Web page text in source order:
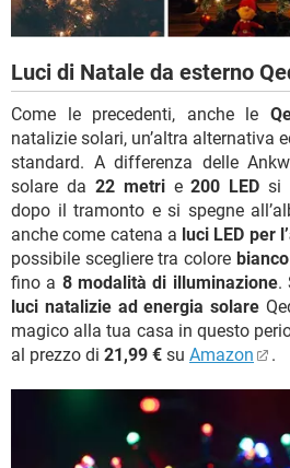
Luci di Natale da esterno
Come le precedenti, anche le
natalizie solari, un’altra alternativa
standard. A differenza delle
solare da 22 metrie200 LED si
dopo il tramonto e si spegne
anche come catena a luci LED per
possibile scegliere tra colore
fino a 8 modalità di illuminazione.
luci natalizie ad energia solare
magico alla tua casa in questo
al prezzo di 21,99 € su Amazon .